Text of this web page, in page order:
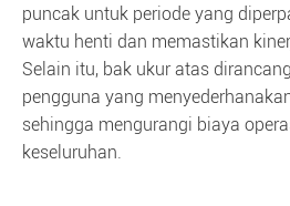
puncak untuk periode yang
waktu henti dan memastikan
Selain itu, bak ukur atas
pengguna yang
sehingga mengurangi biaya
keseluruhan.